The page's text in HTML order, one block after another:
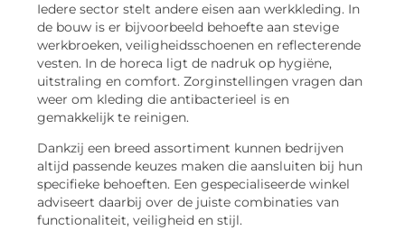
Iedere sector stelt andere eisen aan werkkleding. In
de bouw is er bijvoorbeeld behoefte aan stevige
werkbroeken, veiligheidsschoenen en reflecterende
vesten. In de horeca ligt de nadruk op hygiëne,
uitstraling en comfort. Zorginstellingen vragen dan
weer om kleding die antibacterieel is en
gemakkelijk te reinigen.
Dankzij een breed assortiment kunnen bedrijven
altijd passende keuzes maken die aansluiten bij hun
specifieke behoeften. Een gespecialiseerde winkel
adviseert daarbij over de juiste combinaties van
functionaliteit, veiligheid en stijl.